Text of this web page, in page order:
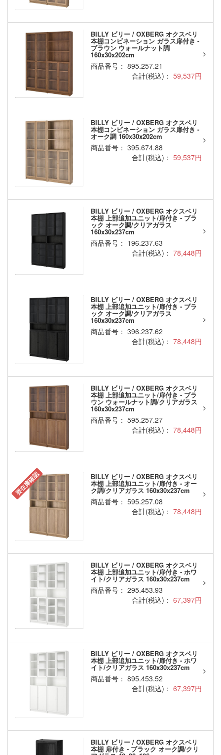
BILLY ビリー / OXBERG オクスベリ
本棚コンビネーション ガラス扉付き -
ブラウン ウォールナット調
160x30x202cm
商品番号： 895.257.21
合計(税込)： 59,537円
BILLY ビリー / OXBERG オクスベリ
本棚コンビネーション ガラス扉付き -
オーク調 160x30x202cm
商品番号： 395.674.88
合計(税込)： 59,537円
BILLY ビリー / OXBERG オクスベリ
本棚 上部追加ユニット/扉付き - ブラ
ック オーク調/クリアガラス
160x30x237cm
商品番号： 196.237.63
合計(税込)： 78,448円
BILLY ビリー / OXBERG オクスベリ
本棚 上部追加ユニット/扉付き - ブラ
ック オーク調/クリアガラス
160x30x237cm
商品番号： 396.237.62
合計(税込)： 78,448円
BILLY ビリー / OXBERG オクスベリ
本棚 上部追加ユニット/扉付き - ブラ
ウン ウォールナット調/クリアガラス
160x30x237cm
商品番号： 595.257.27
合計(税込)： 78,448円
要在庫確認 BILLY ビリー / OXBERG オクスベリ
本棚 上部追加ユニット/扉付き - オー
ク調/クリアガラス 160x30x237cm
商品番号： 595.257.08
合計(税込)： 78,448円
BILLY ビリー / OXBERG オクスベリ
本棚 上部追加ユニット/扉付き - ホワ
イト/クリアガラス 160x30x237cm
商品番号： 295.453.93
合計(税込)： 67,397円
BILLY ビリー / OXBERG オクスベリ
本棚 上部追加ユニット/扉付き - ホワ
イト/クリアガラス 160x30x237cm
商品番号： 895.453.52
合計(税込)： 67,397円
BILLY ビリー / OXBERG オクスベリ
本棚 扉付き - ブラック オーク調/クリ